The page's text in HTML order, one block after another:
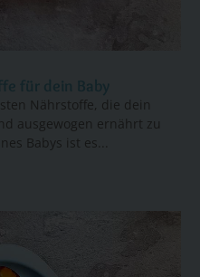
für dein Baby
Nährstoffe, die dein
ausgewogen ernährt zu
Babys ist es...